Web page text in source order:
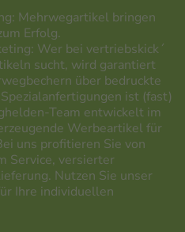
Mehrwegartikel bringen
Erfolg.
Wer bei vertriebskick´
sucht, wird garantiert
über bedruckte
ist (fast)
Team entwickelt im
Werbeartikel für
uns profitieren Sie von
Service, versierter
Nutzen Sie unser
Ihre individuellen